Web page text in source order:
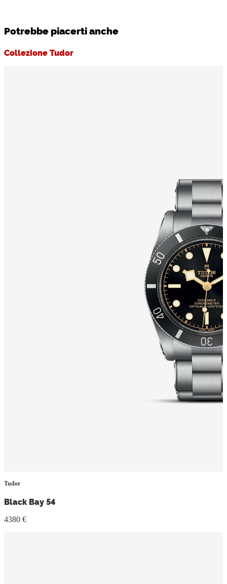
Potrebbe piacerti anche
Collezione Tudor
Tudor
Black Bay 54
4380 €